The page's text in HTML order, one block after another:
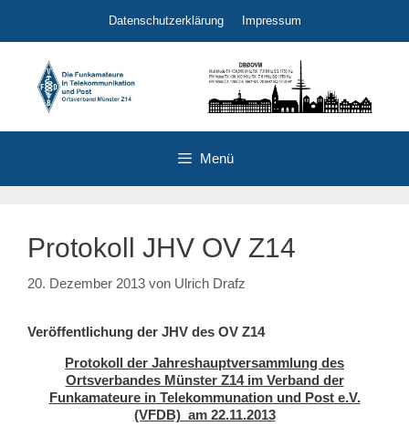
springen
Datenschutzerklärung Impressum
Menü
Protokoll JHV OV Z14
20. Dezember 2013 von Ulrich Drafz
Veröffentlichung der JHV des OV Z14
Protokoll der Jahreshauptversammlung des
Ortsverbandes Münster Z14 im Verband der
Funkamateure in Telekommunation und Post e.V.
(VFDB) am 22.11.2013